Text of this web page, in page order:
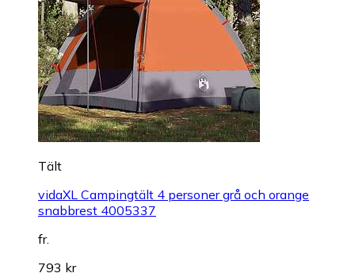
Tält
vidaXL Campingtält 4 personer grå och orange
snabbrest 4005337
fr.
793 kr